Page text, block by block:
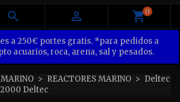
  0
a 250€ portes gratis. *para pedidos a
acuarios, roca, arena, sal y pesados.
REACTORES MARINO
Deltec
Deltec